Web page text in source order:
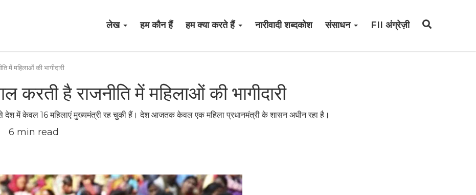
लेख हम कौन हैं हम क्या करते हैं नारीवादी शब्दकोश संसाधन FII अंग्रेज़ी
में महिलाओं की भागीदारी
करती है राजनीति में महिलाओं की भागीदारी
देश में केवल 16 महिलाएं मुख्यमंत्री रह चुकी हैं। देश आजतक केवल एक महिला प्रधानमंत्री के शासन अधीन रहा है।
6 min read